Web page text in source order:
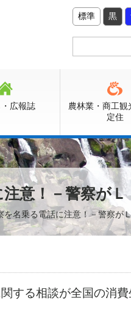
標準 黒
・広報誌
農林業・商工観
定住
意！－警察が
を名乗る電話に注意！－警察が
する相談が全国の消